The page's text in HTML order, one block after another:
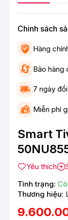
Chinh sách
Hàng
Bảo hàng
7 ngày
Miễn phí
Smart
Yêu thích
Tình trạng:
Thương hiệu: